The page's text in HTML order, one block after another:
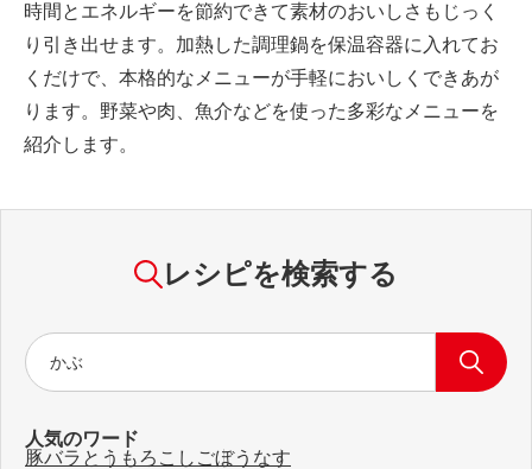
開
き
ま
す
時間とエネルギーを節約できて素材のおいしさもじっく
り引き出せます。加熱した調理鍋を保温容器に入れてお
くだけで、本格的なメニューが手軽においしくできあが
ります。野菜や肉、魚介などを使った多彩なメニューを
紹介します。
レシピを検索する
人気のワード
豚バラ とうもろこし ごぼう なす